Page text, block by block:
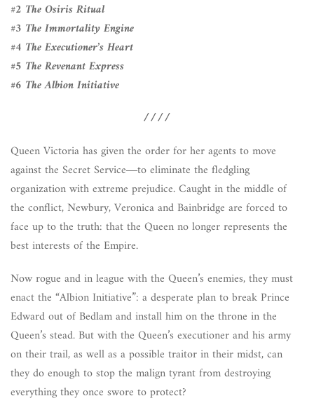
#2 The Osiris Ritual
#3 The Immortality Engine
#4 The Executioner’s Heart
#5 The Revenant Express
#6 The Albion Initiative
////
Queen Victoria has given the order for her agents to move
against the Secret Service―to eliminate the fledgling
organization with extreme prejudice. Caught in the middle of
the conflict, Newbury, Veronica and Bainbridge are forced to
face up to the truth: that the Queen no longer represents the
best interests of the Empire.
Now rogue and in league with the Queen’s enemies, they must
enact the “Albion Initiative”: a desperate plan to break Prince
Edward out of Bedlam and install him on the throne in the
Queen’s stead. But with the Queen’s executioner and his army
on their trail, as well as a possible traitor in their midst, can
they do enough to stop the malign tyrant from destroying
everything they once swore to protect?